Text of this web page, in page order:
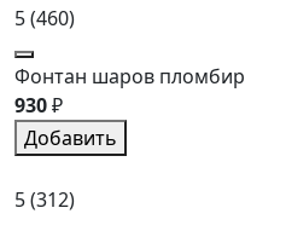
5(460)
Фонтан шаров пломбир
930₽
Добавить
5(312)